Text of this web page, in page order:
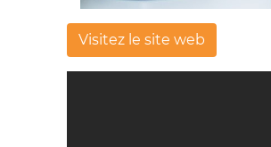
Visitez le site web